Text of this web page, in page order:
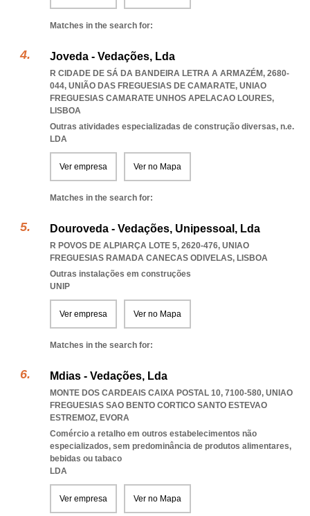
Matches in the search for:
Joveda - Vedações, Lda
R CIDADE DE SÁ DA BANDEIRA LETRA A ARMAZÉM, 2680-
044, UNIÃO DAS FREGUESIAS DE CAMARATE, UNIAO
FREGUESIAS CAMARATE UNHOS APELACAO LOURES,
LISBOA
Outras atividades especializadas de construção diversas, n.e.
LDA
Ver empresa Ver no Mapa
Matches in the search for:
Douroveda - Vedações, Unipessoal, Lda
R POVOS DE ALPIARÇA LOTE 5, 2620-476, UNIAO
FREGUESIAS RAMADA CANECAS ODIVELAS, LISBOA
Outras instalações em construções
UNIP
Ver empresa Ver no Mapa
Matches in the search for:
Mdias - Vedações, Lda
MONTE DOS CARDEAIS CAIXA POSTAL 10, 7100-580, UNIAO
FREGUESIAS SAO BENTO CORTICO SANTO ESTEVAO
ESTREMOZ, EVORA
Comércio a retalho em outros estabelecimentos não
especializados, sem predominância de produtos alimentares,
bebidas ou tabaco
LDA
Ver empresa Ver no Mapa